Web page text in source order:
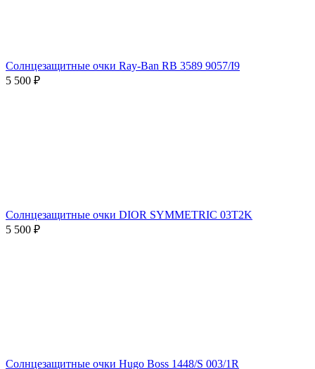
Солнцезащитные очки Ray-Ban RB 3589 9057/I9
5 500 ₽
Солнцезащитные очки DIOR SYMMETRIC 03T2K
5 500 ₽
Солнцезащитные очки Hugo Boss 1448/S 003/1R